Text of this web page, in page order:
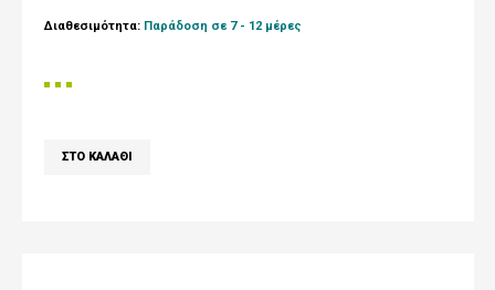
Διαθεσιμότητα: Παράδοση σε 7 - 12 μέρες